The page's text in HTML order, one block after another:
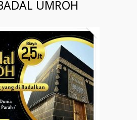
UMROH